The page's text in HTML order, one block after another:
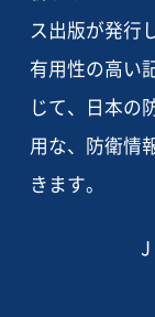
ス出版が発行
有用性の高い
じて、日本の
用な、防衛情
きます。
J